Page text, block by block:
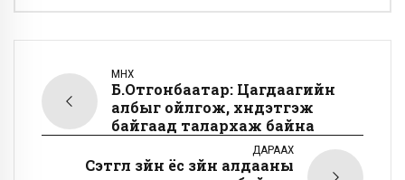
ӨМНӨХ
Б.Отгонбаатар: Цагдаагийн
албыг ойлгож, хүндэтгэж
байгаад талархаж байна
ДАРААХ
Сэтгүүл зүйн ёс зүйн алдааны